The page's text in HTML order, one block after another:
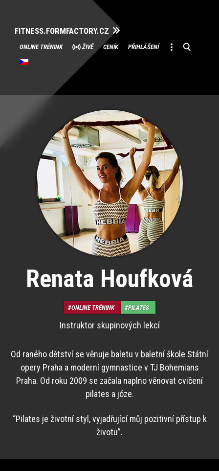
FITNESS.FORMFACTORY.CZ
Přeskočit
na
obsah
ONLINE TRÉNINK ŽIVĚ CENÍK PŘIHLÁŠENÍ
Renata Houfková
ONLINE TRÉNINK PILATES
Instruktor skupinových lekcí
Od raného dětství se věnuje baletu v baletní škole Státní
opery Praha a moderní gymnastice v TJ Bohemians
Praha. Od roku 2009 se začala naplno věnovat cvičení
pilates a józe.
“Pilates je životní styl, vyjadřující můj pozitivní přístup k
životu”.